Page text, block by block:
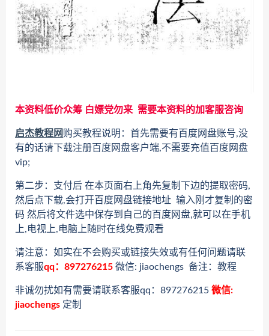
本资料低价众筹 白嫖党勿来 需要本资料的加客服咨询
启杰教程网购买教程说明：首先需要有百度网盘账号,没
有的话请下载注册百度网盘客户端,不需要充值百度网盘
vip;
第二步：支付后 在本页面右上角先复制下边的提取密码,
然后点下载,会打开百度网盘链接地址 输入刚才复制的密
码 然后将文件选中保存到自己的百度网盘,就可以在手机
上,电视上,电脑上随时在线免费观看
请注意：如实在不会购买或链接失效或有任何问题请联
系客服qq：897276215 微信: jiaochengs 备注：教程
非诚勿扰如有需要请联系客服qq：897276215 微信:
jiaochengs 定制